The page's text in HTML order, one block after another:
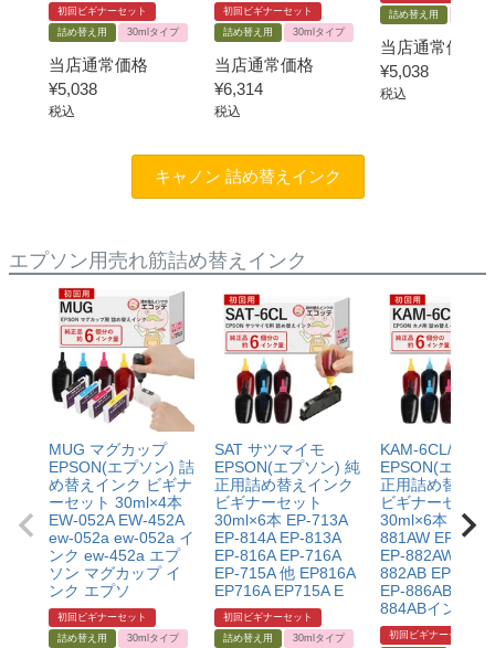
初回ビギナーセット
詰め替え用
30mlタイプ
当店通常価格
¥5,038
税込
初回ビギナーセット
詰め替え用
30mlタイプ
当店通常価格
¥6,314
税込
詰め替え用
当店通常価格
¥5,038
税込
キャノン 詰め替えインク
エプソン用売れ筋詰め替えインク
MUG マグカップ
EPSON(エプソン) 詰
め替えインク ビギナ
ーセット 30ml×4本
EW-052A EW-452A
ew-052a ew-052a イ
ンク ew-452a エプ
ソン マグカップ イ
ンク エプソ
初回ビギナーセット
詰め替え用
30mlタイプ
SAT サツマイモ
EPSON(エプソン) 純
正用詰め替えインク
ビギナーセット
30ml×6本 EP-713A
EP-814A EP-813A
EP-816A EP-716A
EP-715A 他 EP816A
EP716A EP715A E
初回ビギナーセット
詰め替え用
30mlタイプ
KAM-6CL/KAM
EPSON(エプソ
正用詰め替えイ
ビギナーセット
30ml×6本 EP-
881AW EP-
EP-882AW EP-
882AB EP-
EP-886AB 他
884ABインク
初回ビギナーセット